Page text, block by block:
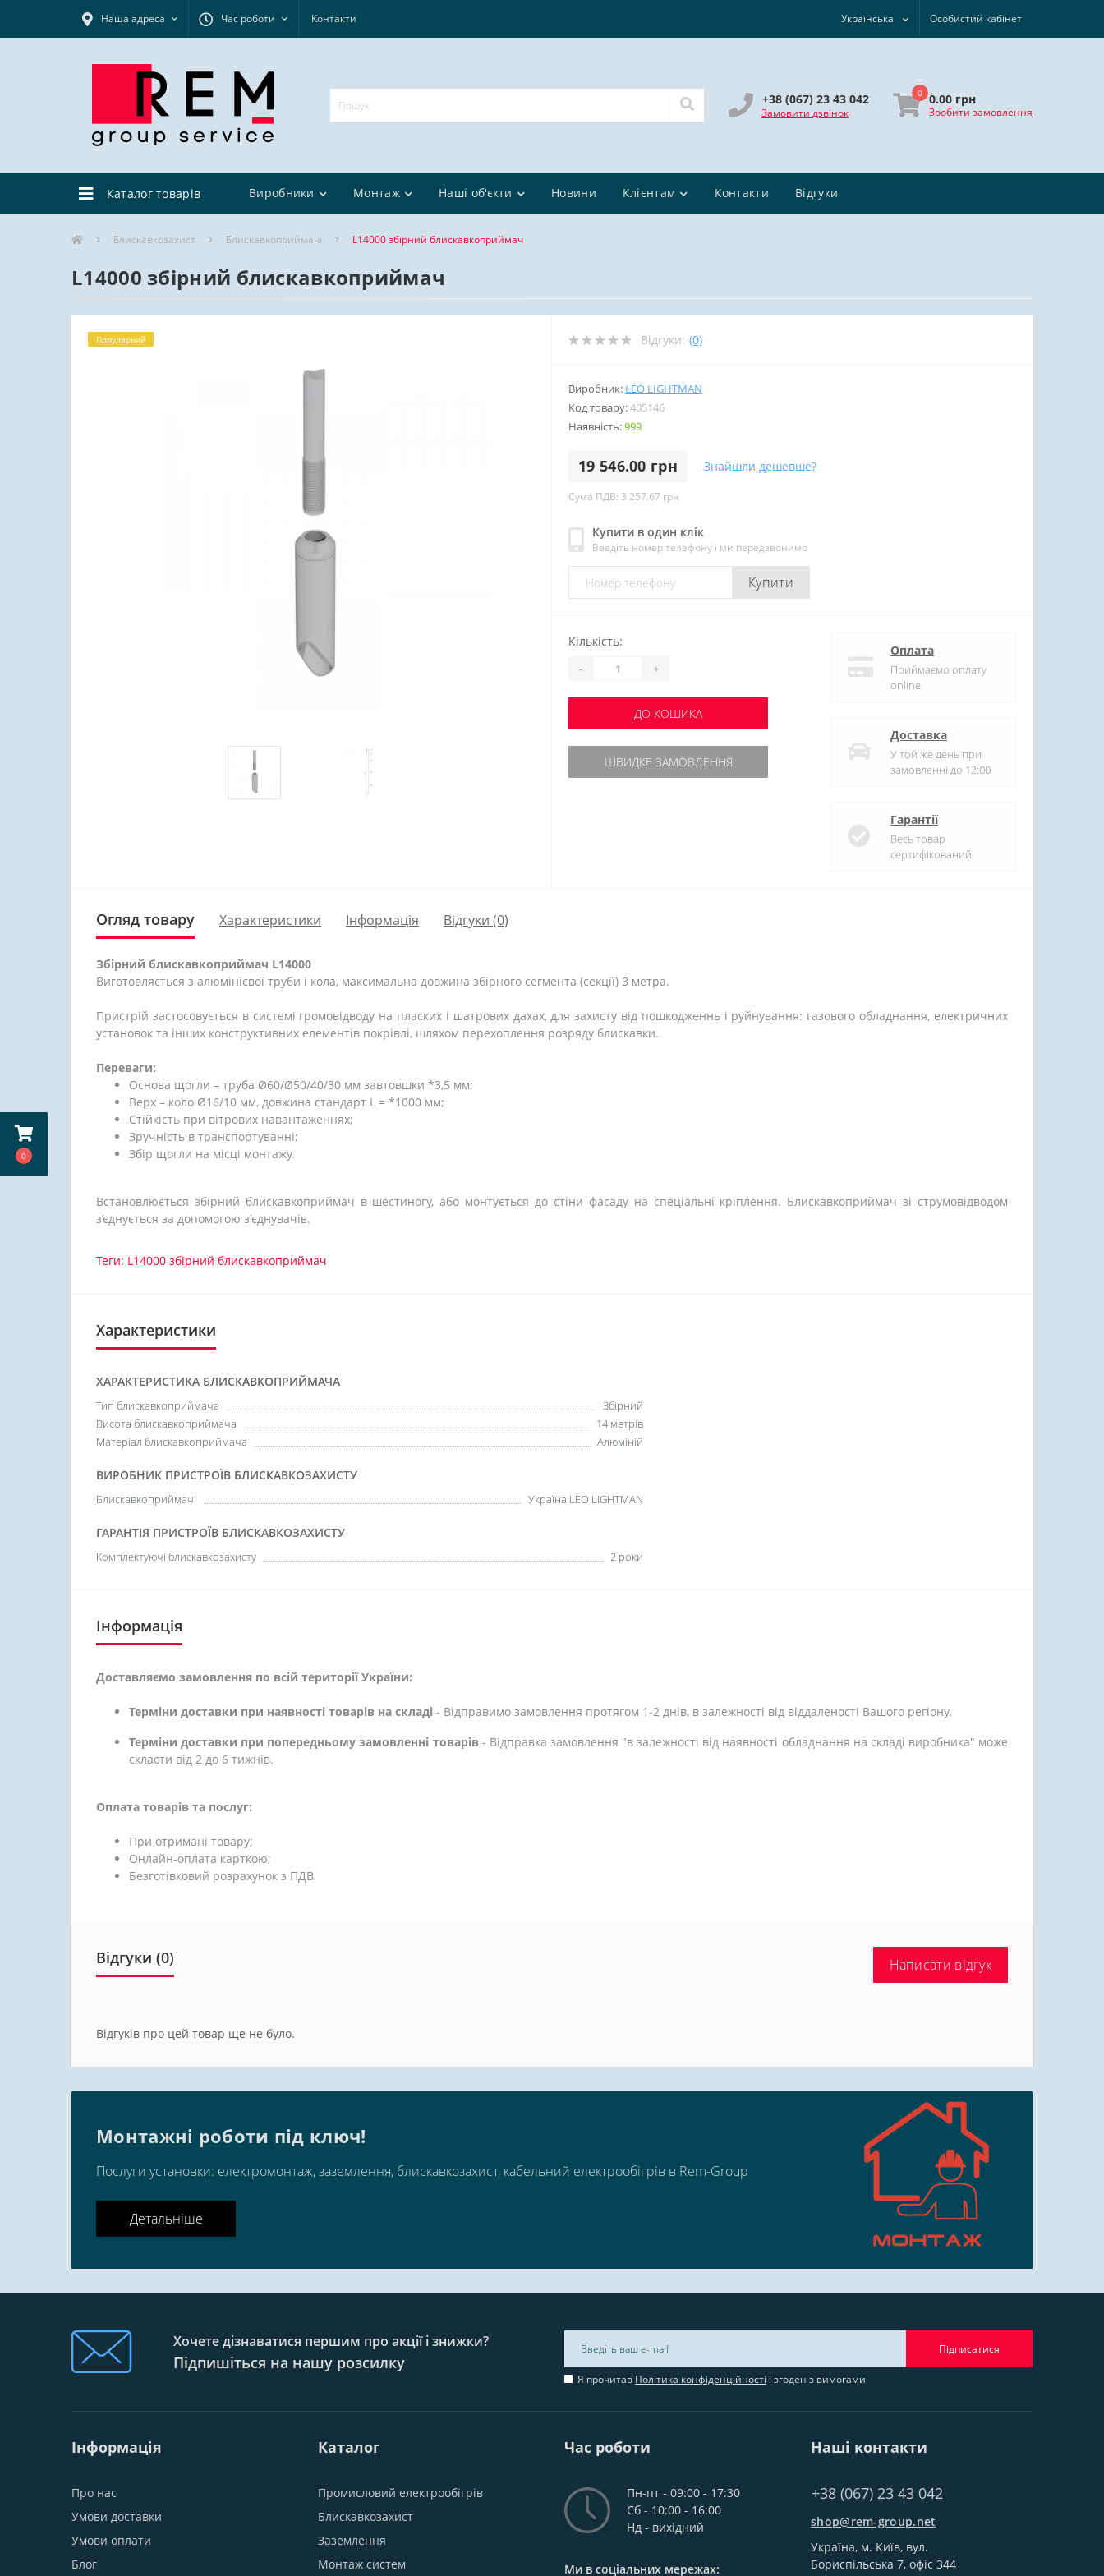
0
Наша адреса Час роботи Контакти Українська Особистий кабінет
+38 (067) 23 43 042
Замовити дзвінок
0 0.00 грн
Зробити замовлення
Каталог товарів Виробники Монтаж Наші об'єкти Новини Клієнтам Контакти Відгуки
Блискавкозахист Блискавкоприймачі L14000 збірний блискавкоприймач
L14000 збірний блискавкоприймач
Популярний Відгуки: (0)
Виробник: LEO LIGHTMAN
Код товару:405146
Наявність:999
19 546.00 грн Знайшли дешевше?
Сума ПДВ: 3 257.67 грн
Купити в один клік
Введіть номер телефону і ми передзвонимо
Купити
Кількість:
- +
ДО КОШИКА
ШВИДКЕ ЗАМОВЛЕННЯ
Оплата
Приймаємо оплату
online
Доставка
У той же день при
замовленні до 12:00
Гарантії
Весь товар
сертифікований
Огляд товару Характеристики Інформація Відгуки (0)
Збірний блискавкоприймач L14000
Виготовляється з алюмінієвої труби і кола, максимальна довжина збірного сегмента (секції) 3 метра.
Пристрій застосовується в системі громовідводу на пласких і шатрових дахах, для захисту від пошкодженнь і руйнування: газового обладнання, електричних
установок та інших конструктивних елементів покрівлі, шляхом перехоплення розряду блискавки.
Переваги:
Основа щогли – труба Ø60/Ø50/40/30 мм завтовшки *3,5 мм;
Верх – коло Ø16/10 мм, довжина стандарт L = *1000 мм;
Стійкість при вітрових навантаженнях;
Зручність в транспортуванні;
Збір щогли на місці монтажу.
Встановлюється збірний блискавкоприймач в шестиногу, або монтується до стіни фасаду на спеціальні кріплення. Блискавкоприймач зі струмовідводом
з’єднується за допомогою з'єднувачів.
Теги: L14000 збірний блискавкоприймач
Характеристики
ХАРАКТЕРИСТИКА БЛИСКАВКОПРИЙМАЧА
Тип блискавкоприймача
Збірний
Висота блискавкоприймача
14 метрів
Матеріал блискавкоприймача
Алюміній
ВИРОБНИК ПРИСТРОЇВ БЛИСКАВКОЗАХИСТУ
Блискавкоприймачі Україна LEO LIGHTMAN
ГАРАНТІЯ ПРИСТРОЇВ БЛИСКАВКОЗАХИСТУ
Комплектуючі блискавкозахисту 2 роки
Інформація
Доставляємо замовлення по всій території України:
Терміни доставки при наявності товарів на складі - Відправимо замовлення протягом 1-2 днів, в залежності від віддаленості Вашого регіону.
Терміни доставки при попередньому замовленні товарів- Відправка замовлення "в залежності від наявності обладнання на складі виробника" може
скласти від 2 до 6 тижнів.
Оплата товарів та послуг:
При отримані товару;
Онлайн-оплата карткою;
Безготівковий розрахунок з ПДВ.
Відгуки (0) Написати відгук
Відгуків про цей товар ще не було.
Монтажні роботи під ключ!
Послуги установки: електромонтаж, заземлення, блискавкозахист, кабельний електрообігрів в Rem-Group
Детальніше
Хочете дізнаватися першим про акції і знижки?
Підпишіться на нашу розсилку
Підписатися
Я прочитав Політика конфіденційності і згоден з вимогами
Інформація
Про нас
Умови доставки
Умови оплати
Блог
Каталог
Промисловий електрообігрів
Блискавкозахист
Заземлення
Монтаж систем
Час роботи
Пн-пт - 09:00 - 17:30
Сб - 10:00 - 16:00
Нд - вихідний
Ми в соціальних мережах:
Наші контакти
+38 (067) 23 43 042
shop@rem-group.net
Україна, м. Київ, вул.
Бориспільська 7, офіс 344